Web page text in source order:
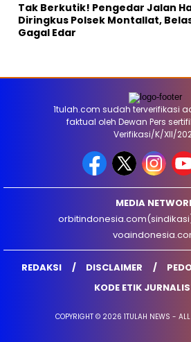
Tak Berkutik! Pengedar Jalan
Diringkus Polsek Montallat,
Gagal Edar
1tulah.com sudah terverifikasi
faktual oleh Dewan Pers
Verifikasi/K/XII/
MEDIA
REDAKSI DISCLAIMER
KODE ETIK
COPYRIGHT © 2026 1TULAH NEWS - ALL